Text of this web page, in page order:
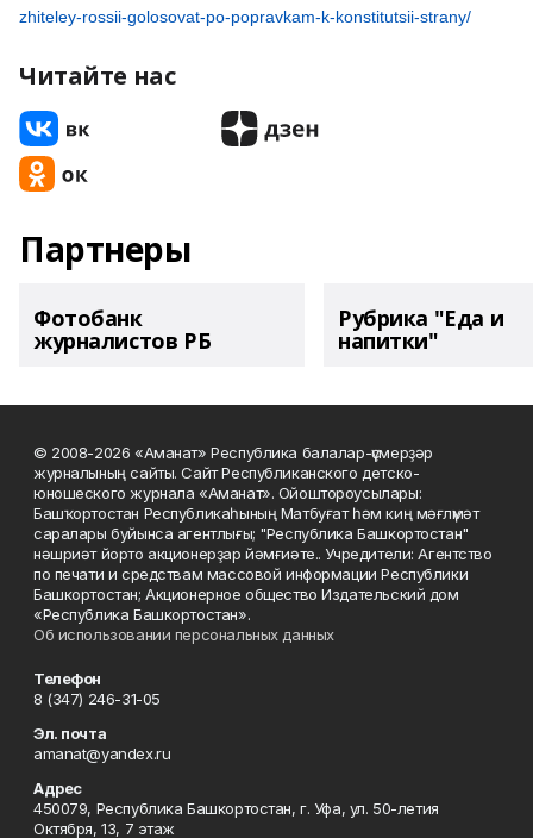
zhiteley-rossii-golosovat-po-popravkam-k-konstitutsii-strany/
Читайте нас
Партнеры
Фотобанк
журналистов РБ
Рубрика "Еда и
напитки"
© 2008-2026 «Аманат» Республика балалар-үҫмерҙәр
журналының сайты. Сайт Республиканского детско-
юношеского журнала «Аманат». Ойоштороусылары:
Башҡортостан Республикаһының Матбуғат һәм киң мәғлүмәт
саралары буйынса агентлығы; "Республика Башкортостан"
нәшриәт йорто акционерҙар йәмғиәте.. Учредители: Агентство
по печати и средствам массовой информации Республики
Башкортостан; Акционерное общество Издательский дом
«Республика Башкортостан».
Об использовании персональных данных
Телефон
8 (347) 246-31-05
Эл. почта
amanat@yandex.ru
Адрес
450079, Республика Башкортостан, г. Уфа, ул. 50-летия
Октября, 13, 7 этаж